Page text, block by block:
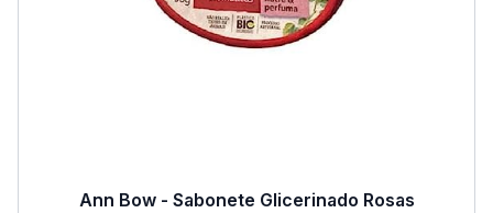
Ann Bow - Sabonete Glicerinado Rosas